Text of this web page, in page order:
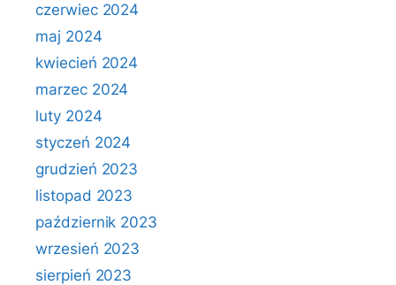
czerwiec 2024
maj 2024
kwiecień 2024
marzec 2024
luty 2024
styczeń 2024
grudzień 2023
listopad 2023
październik 2023
wrzesień 2023
sierpień 2023